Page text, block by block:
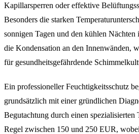
Kapillarsperren oder effektive
Besonders die starken
sonnigen Tagen und den kühlen
die Kondensation an den Innenwänden,
für gesundheitsgefährdende
Ein professioneller Feuchtigkeitsschutz
grundsätzlich mit einer gründlichen
Begutachtung durch einen spezialisierten
Regel zwischen 150 und 250 EUR,